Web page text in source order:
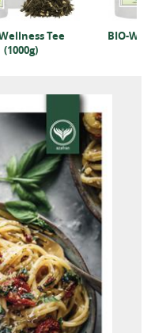
Tee
(1000g)
BIO-